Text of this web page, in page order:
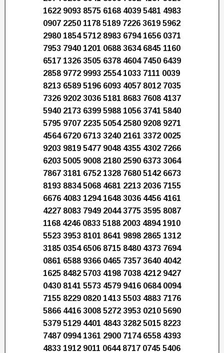
1622 9093 8575 6168 4039 5481 4983
0907 2250 1178 5189 7226 3619 5962
2980 1854 5712 8983 6794 1656 0371
7953 7940 1201 0688 3634 6845 1160
6517 1326 3505 6378 4604 7450 6439
2858 9772 9993 2554 1033 7111 0039
8213 6589 5196 6093 4057 8012 7035
7326 9202 3036 5181 8683 7608 4137
5940 2173 6399 5988 1056 3741 5840
5795 9707 2235 5054 2580 9208 9271
4564 6720 6713 3240 2161 3372 0025
9203 9819 5477 9048 4355 4302 7266
6203 5005 9008 2180 2590 6373 3064
7867 3181 6752 1328 7680 5142 6673
8193 8834 5068 4681 2213 2036 7155
6676 4083 1294 1648 3036 4456 4161
4227 8083 7949 2044 3775 3595 8087
1168 4246 0833 5188 2003 4894 1910
5523 3953 8101 8641 9898 2865 1312
3185 0354 6506 8715 8480 4373 7694
0861 6588 9366 0465 7357 3640 4042
1625 8482 5703 4198 7038 4212 9427
0430 8141 5573 4579 9416 0684 0094
7155 8229 0820 1413 5503 4883 7176
5866 4416 3008 5272 3953 0210 5690
5379 5129 4401 4843 3282 5015 8223
7487 0994 1361 2900 7174 6558 4393
4833 1912 9011 0644 8717 0745 5406